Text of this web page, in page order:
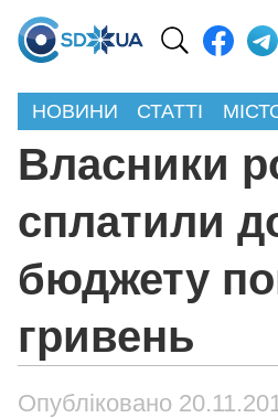
НОВИНИ СТАТТІ
Власники
сплатили
бюджету
гривень
Опубліковано